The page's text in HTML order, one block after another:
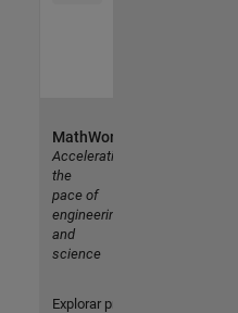
MathWorks
Accelerating
the
pace of
engineering
and
science
Explorar productos